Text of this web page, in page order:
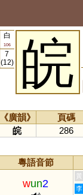
白
106
7
(12)
皖
《廣韻》 頁碼
皖
286
粵語音節
wun2
黃
李